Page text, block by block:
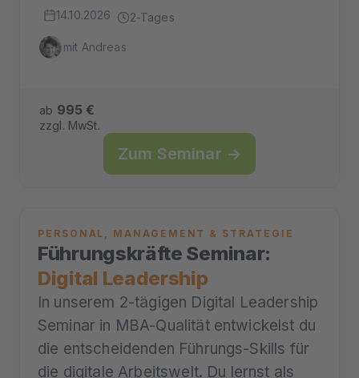
14.10.2026 2-Tages
mit Andreas
ab 995 €
zzgl. MwSt.
Zum Seminar →
PERSONAL, MANAGEMENT & STRATEGIE
Führungskräfte Seminar:
Digital Leadership
In unserem 2-tägigen Digital Leadership
Seminar in MBA-Qualität entwickelst du
die entscheidenden Führungs-Skills für
die digitale Arbeitswelt. Du lernst als